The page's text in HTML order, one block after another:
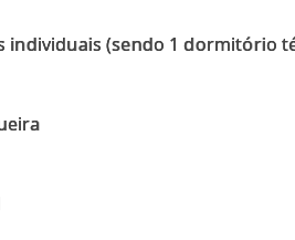
individuais (sendo 1 dormitório